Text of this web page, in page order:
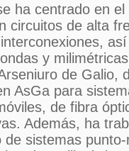
ha centrado en
circuitos de alta
y
de Galio,
AsGa para
de fibra
Además, ha
de sistemas